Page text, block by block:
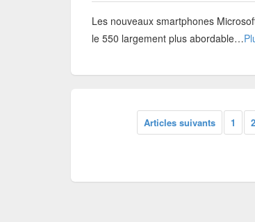
Les nouveaux smartphones
le 550 largement plus abordable…
Articles suivants 1 2